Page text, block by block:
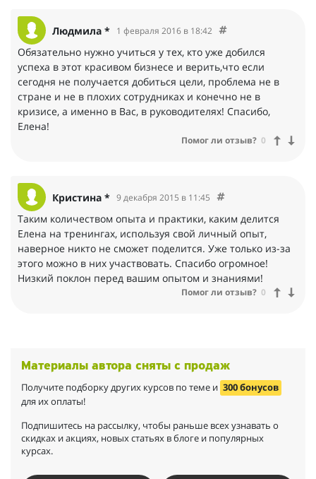
Людмила * 1 февраля 2016 в 18:42
Обязательно нужно учиться у тех, кто уже добился
успеха в этот красивом бизнесе и верить,что если
сегодня не получается добиться цели, проблема не в
стране и не в плохих сотрудниках и конечно не в
кризисе, а именно в Вас, в руководителях! Спасибо,
Елена!
Помог ли отзыв? 0
Кристина * 9 декабря 2015 в 11:45
Таким количеством опыта и практики, каким делится
Елена на тренингах, используя свой личный опыт,
наверное никто не сможет поделится. Уже только из-за
этого можно в них участвовать. Спасибо огромное!
Низкий поклон перед вашим опытом и знаниями!
Помог ли отзыв? 0
Материалы автора сняты с продаж
Получите подборку других курсов по теме и 300 бонусов
для их оплаты!
Подпишитесь на рассылку, чтобы раньше всех узнавать о
скидках и акциях, новых статьях в блоге и популярных
курсах.